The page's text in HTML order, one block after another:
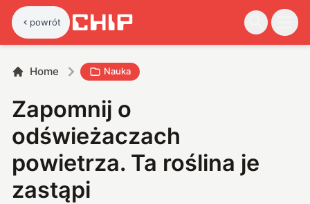
powrót
Home Nauka
Zapomnij o
odświeżaczach
powietrza. Ta roślina je
zastąpi